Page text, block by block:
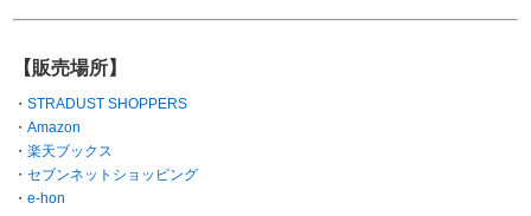
【販売場所】
・STRADUST SHOPPERS
・Amazon
・楽天ブックス
・セブンネットショッピング
・e-hon